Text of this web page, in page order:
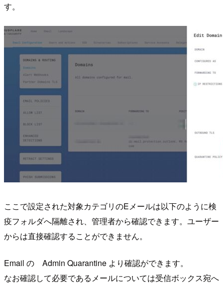
す。
ここで設定された対象カテゴリのEメールは以下のように検
疫フォルダへ隔離され、管理者から確認できます。ユーザー
からは直接確認することができません。
Email の Admin Quarantine より確認ができます。
なお確認して必要であるメールについては受信ボックス宛へ